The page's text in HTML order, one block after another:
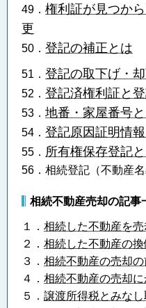
49． 権利証が見つか
更
50． 登記の補正とは
51． 登記の取下げ・
52． 登記済権利証と
53． 地番・家屋番号
54． 登記原因証明情
55． 所有権保存登記
56．相続登記（不動産
相続不動産売却の記事
１． 相続した不動産を
２． 相続した不動産の
３． 相続不動産の売却
４． 相続不動産の売却
５． 譲渡所得税とみな